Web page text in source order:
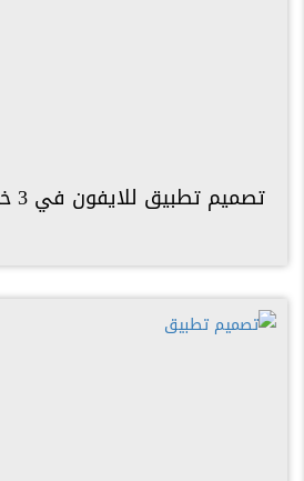
تصميم تطبيق للايفون في 3 خطوات رئيسية